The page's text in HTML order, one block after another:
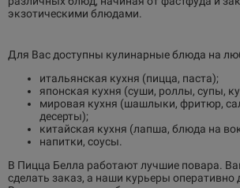
экзотическими блюдами.
Для Вас доступны кулинарные блюда на
итальянская кухня (пицца, паста);
японская кухня (суши, роллы, супы,
мировая кухня (шашлыки, фритюр,
десерты);
китайская кухня (лапша, блюда на
напитки, соусы.
В Пицца Белла работают лучшие повара.
сделать заказ, а наши курьеры оперативно